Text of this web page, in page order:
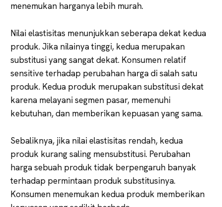
menemukan harganya lebih murah.
Nilai elastisitas menunjukkan seberapa dekat kedua
produk. Jika nilainya tinggi, kedua merupakan
substitusi yang sangat dekat. Konsumen relatif
sensitive terhadap perubahan harga di salah satu
produk. Kedua produk merupakan substitusi dekat
karena melayani segmen pasar, memenuhi
kebutuhan, dan memberikan kepuasan yang sama.
Sebaliknya, jika nilai elastisitas rendah, kedua
produk kurang saling mensubstitusi. Perubahan
harga sebuah produk tidak berpengaruh banyak
terhadap permintaan produk substitusinya.
Konsumen menemukan kedua produk memberikan